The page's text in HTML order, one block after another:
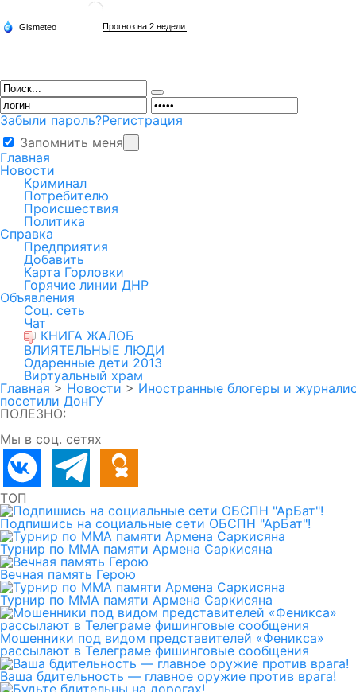
Забыли пароль?Регистрация
Запомнить меня
Главная
Новости
Криминал
Потребителю
Происшествия
Политика
Справка
Предприятия
Добавить
Карта Горловки
Горячие линии ДНР
Объявления
Соц. сеть
Чат
КНИГА ЖАЛОБ
ВЛИЯТЕЛЬНЫЕ ЛЮДИ
Одаренные дети 2013
Виртуальный храм
Главная > Новости > Иностранные блогеры и
посетили ДонГУ
ПОЛЕЗНО:
Мы в соц. сетях
ТОП
Подпишись на социальные сети ОБСПН "АрБат"!
Турнир по ММА памяти Армена Саркисяна
Вечная память Герою
Турнир по ММА памяти Армена Саркисяна
Мошенники под видом представителей «Феникса»
рассылают в Телеграме фишинговые сообщения
Ваша бдительность — главное оружие против врага!